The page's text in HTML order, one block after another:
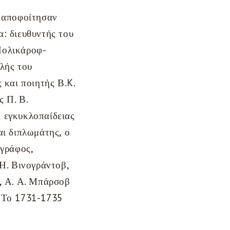
διευθυντής του
του
και ποιητής Β.K.
Π. Β.
διπλωμάτης, ο
Βινογράντοβ,
Α. Α. Μπάρσοβ
Το 1731-1735